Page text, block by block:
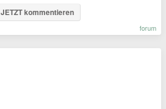
JETZT kommentieren
forum